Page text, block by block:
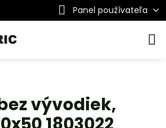
Panel používateľa
vývodiek,